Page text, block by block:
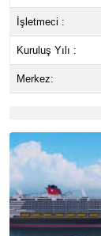
İşletmeci :
Kuruluş Yılı :
Merkez: